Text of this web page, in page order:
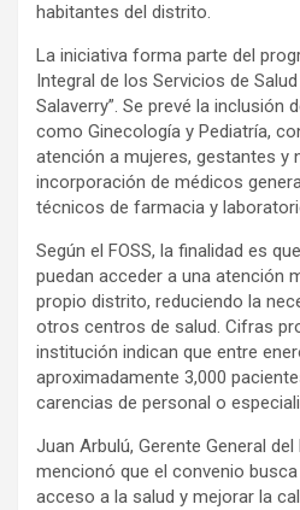
habitantes del distrito.
La iniciativa forma parte del
Integral de los Servicios de
Salaverry”. Se prevé la inclusión
como Ginecología y Pediatría,
atención a mujeres, gestantes y
incorporación de médicos
técnicos de farmacia y
Según el FOSS, la finalidad es
puedan acceder a una atención
propio distrito, reduciendo la
otros centros de salud. Cifras
institución indican que entre
aproximadamente 3,000
carencias de personal o
Juan Arbulú, Gerente General
mencionó que el convenio
acceso a la salud y mejorar la